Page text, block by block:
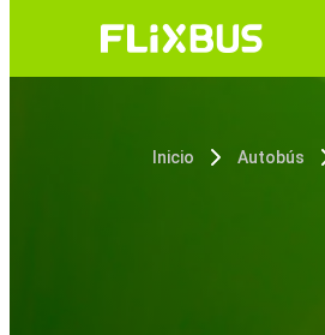
Inicio Autobús